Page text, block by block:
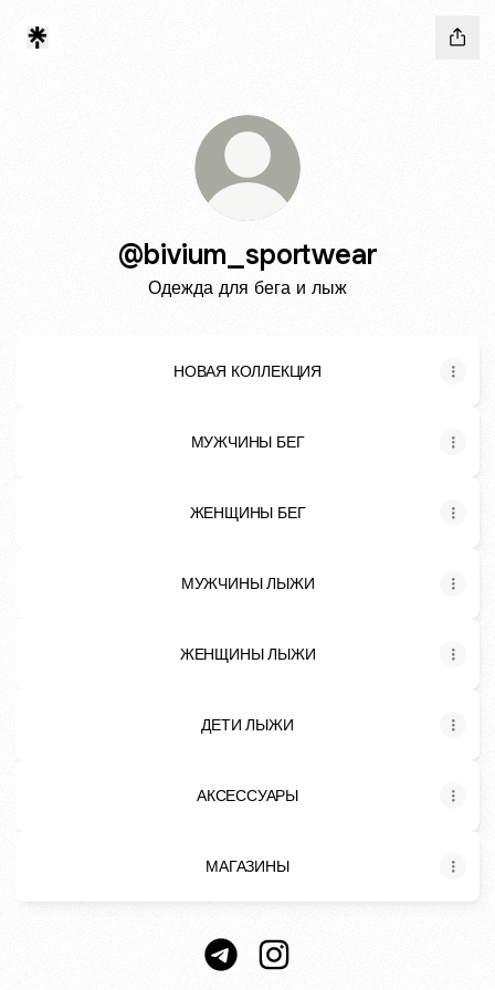
@bivium_sportwear
Одежда для бега и лыж
НОВАЯ КОЛЛЕКЦИЯ
МУЖЧИНЫ БЕГ
ЖЕНЩИНЫ БЕГ
МУЖЧИНЫ ЛЫЖИ
ЖЕНЩИНЫ ЛЫЖИ
ДЕТИ ЛЫЖИ
АКСЕССУАРЫ
МАГАЗИНЫ